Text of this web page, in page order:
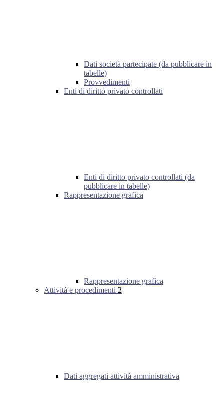
Dati società partecipate (da pubblicare in
tabelle)
Provvedimenti
Enti di diritto privato controllati
Enti di diritto privato controllati (da
pubblicare in tabelle)
Rappresentazione grafica
Rappresentazione grafica
Attività e procedimenti 2
Dati aggregati attività amministrativa